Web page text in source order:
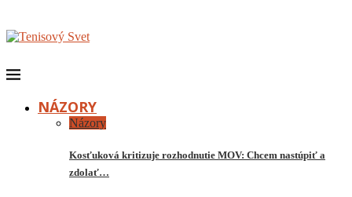
NÁZORY
Názory
Kosťuková kritizuje rozhodnutie MOV: Chcem nastúpiť a
zdolať…